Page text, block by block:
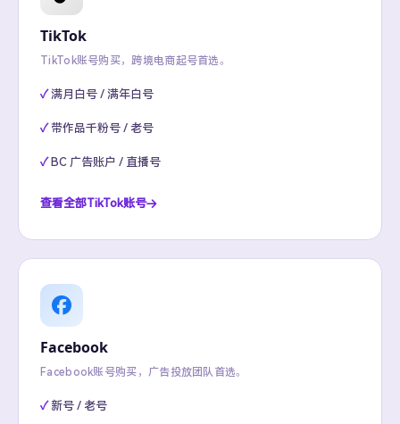
TikTok
TikTok账号购买，跨境电商起号首选。
满月白号 / 满年白号
带作品千粉号 / 老号
BC 广告账户 / 直播号
查看全部TikTok账号
Facebook
Facebook账号购买，广告投放团队首选。
新号 / 老号